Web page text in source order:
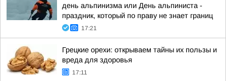
день альпинизма или День альпиниста -
праздник, который по праву не знает границ
17:21
Грецкие орехи: открываем тайны их пользы и
вреда для здоровья
17:11